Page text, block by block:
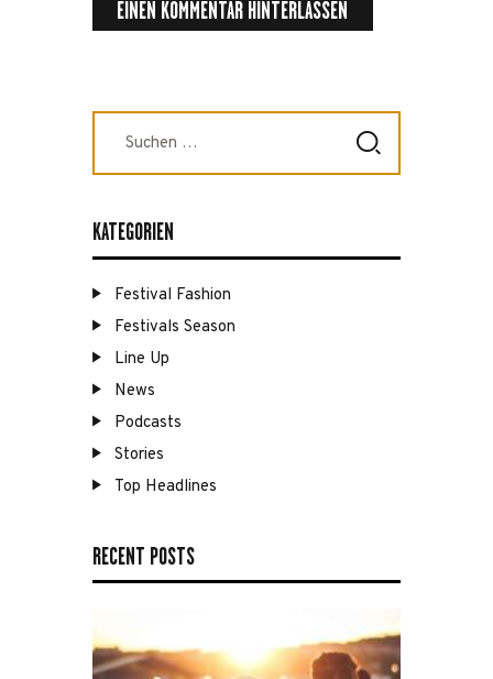
nach:
KATEGORIEN
Festival Fashion
Festivals Season
Line Up
News
Podcasts
Stories
Top Headlines
RECENT POSTS